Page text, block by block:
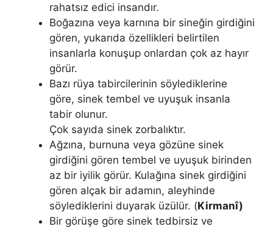
rahatsız edici insandır.
Boğazına veya karnına bir sineğin girdiğini
gören, yukarıda özellikleri belirtilen
insanlarla konuşup onlardan çok az hayır
görür.
Bazı rüya tabircilerinin söylediklerine
göre, sinek tembel ve uyuşuk in­sanla
tabir olunur.
Çok sayıda sinek zorbalıktır.
Ağzına, burnuna veya gözüne sinek
girdiğini gören tembel ve uyuşuk birinden
az bir iyilik görür. Kulağına sinek girdiğini
gören alçak bir adamın, aleyhinde
söylediklerini duyarak üzülür. (Kirmanî)
Bir görüşe göre sinek tedbirsiz ve